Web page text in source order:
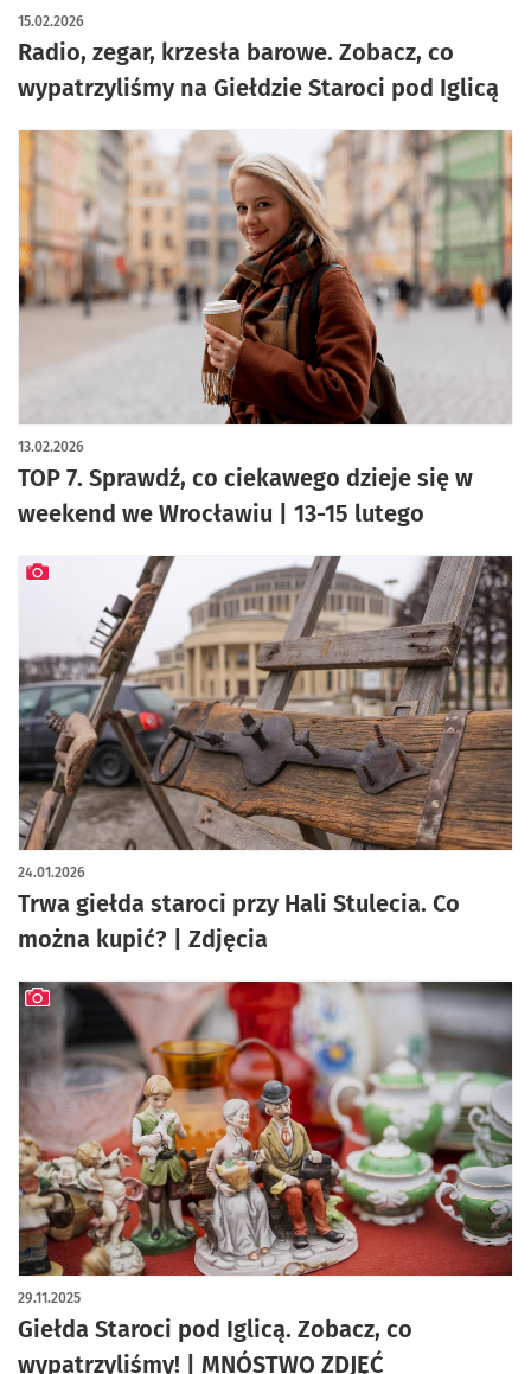
Radio, zegar, krzesła barowe. Zobacz, co
wypatrzyliśmy na Giełdzie Staroci pod Iglicą
15.02.2026
artykuł z galerią zdjęć
TOP 7. Sprawdź, co ciekawego dzieje się w
weekend we Wrocławiu | 13-15 lutego
13.02.2026
Trwa giełda staroci przy Hali Stulecia. Co
można kupić? | Zdjęcia
24.01.2026
artykuł z galerią zdjęć
Giełda Staroci pod Iglicą. Zobacz, co
wypatrzyliśmy! | MNÓSTWO ZDJĘĆ
29.11.2025
artykuł z galerią zdjęć